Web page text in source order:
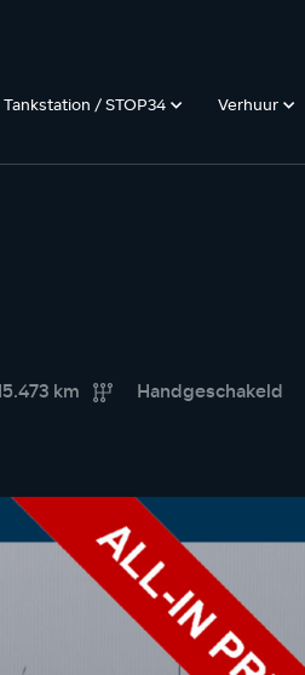
Tankstation / STOP34 Verhuur
km Handgeschakeld